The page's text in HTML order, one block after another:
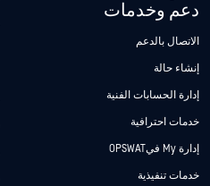
دعم وخدمات
الاتصال بالدعم
إنشاء حالة
إدارة الحسابات الفنية
خدمات احترافية
إدارة My فيOPSWAT
خدمات تنفيذية